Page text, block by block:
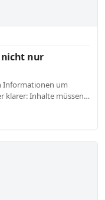
nicht nur
Informationen um
klarer: Inhalte müssen…